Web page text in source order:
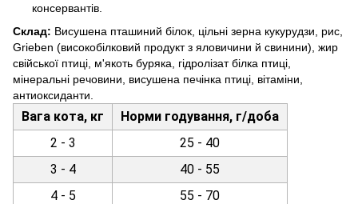
консервантів.
Склад: Висушена пташиний білок, цільні зерна кукурудзи, рис,
Grieben (високобілковий продукт з яловичини й свинини), жир
свійської птиці, м'якоть буряка, гідролізат білка птиці,
мінеральні речовини, висушена печінка птиці, вітаміни,
антиоксиданти.
Вага кота, кг
Норми годування, г/доба
2 - 3
25 - 40
3 - 4
40 - 55
4 - 5
55 - 70